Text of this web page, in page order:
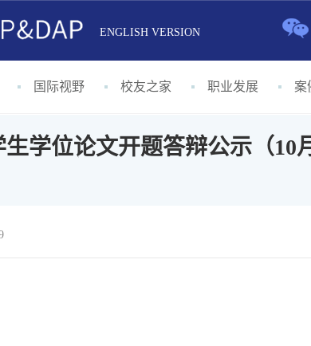
ENGLISH VERSION
国际视野 校友之家 职业发展 案
学位论文开题答辩公示（10